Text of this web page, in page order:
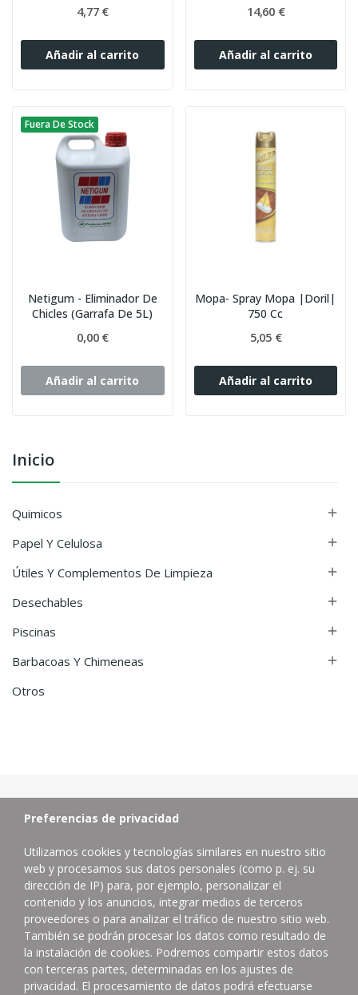
Inicio
Quimicos 
Papel Y Celulosa 
Útiles Y Complementos De Limpieza 
Desechables 
Piscinas 
Barbacoas Y Chimeneas 
Otros
4,77 €
Añadir al carrito
14,60 €
Añadir al carrito
Fuera De Stock
Netigum - Eliminador De
Chicles (Garrafa De 5L)
0,00 €
Añadir al carrito
Mopa- Spray Mopa |Doril|
750 Cc
5,05 €
Añadir al carrito
Distribuidor de productos de limpieza profesional.
Contacta con nosotros
624832402
Preferencias de privacidad
Utilizamos cookies y tecnologías similares en nuestro sitio
web y procesamos sus datos personales (como p. ej. su
dirección de IP) para, por ejemplo, personalizar el
contenido y los anuncios, integrar medios de terceros
proveedores o para analizar el tráfico de nuestro sitio web.
También se podrán procesar los datos como resultado de
la instalación de cookies. Podremos compartir estos datos
con terceras partes, determinadas en los ajustes de
privacidad. El procesamiento de datos podrá efectuarse